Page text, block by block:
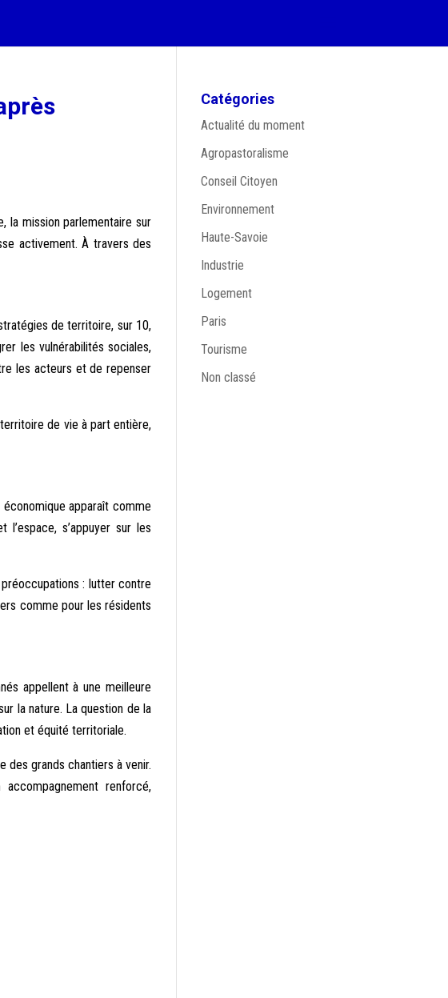
la mission parlementaire sur
activement. À travers des
de territoire, sur 10,
les vulnérabilités sociales,
les acteurs et de repenser
de vie à part entière,
apparaît comme
s’appuyer sur les
: lutter contre
comme pour les résidents
appellent à une meilleure
la nature. La question de la
et équité territoriale.
des grands chantiers à venir.
renforcé,
Catégories
Actualité du moment
Agropastoralisme
Conseil Citoyen
Environnement
Haute-Savoie
Industrie
Logement
Paris
Tourisme
Non classé